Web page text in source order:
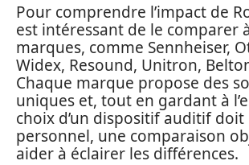
Pour comprendre l’impact de
est intéressant de le comparer
marques, comme Sennheiser,
Widex, Resound, Unitron,
Chaque marque propose des
uniques et, tout en gardant à
choix d’un dispositif auditif doit
personnel, une comparaison
aider à éclairer les différences.